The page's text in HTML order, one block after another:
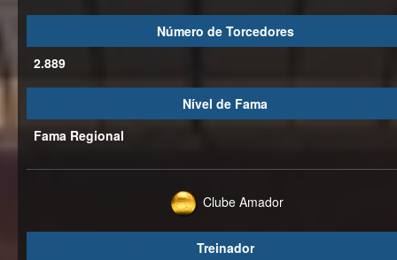
Número de Torcedores
2.889
Nível de Fama
Fama Regional
Clube Amador
Treinador